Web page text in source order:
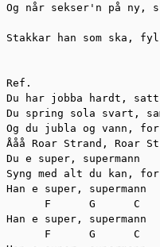
Og når sekser'n på ny,
Stakkar han som ska,
Ref.
Du har jobba hardt, satt
Du spring sola svart,
Og du jubla og vann,
Ååå Roar Strand, Roar
Du e super, supermann
Syng med alt du kan, for
Han e super, supermann
      F      G      C
Han e super, supermann
      F      G      C